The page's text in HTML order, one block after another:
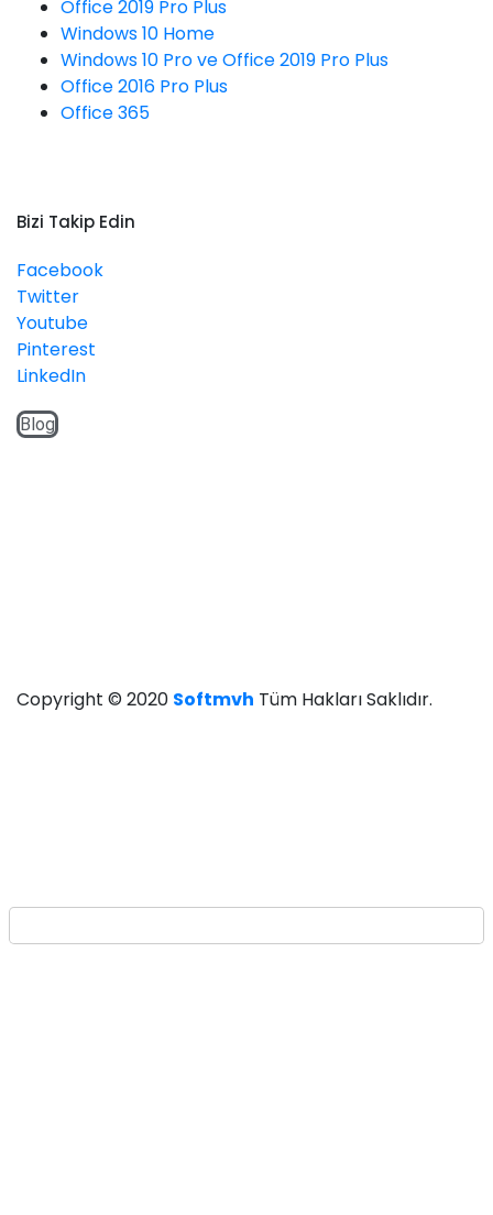
Office 2019 Pro Plus
Windows 10 Home
Windows 10 Pro ve Office 2019 Pro Plus
Office 2016 Pro Plus
Office 365
Bizi Takip Edin
Facebook
Twitter
Youtube
Pinterest
LinkedIn
Blog
Copyright © 2020 Softmvh Tüm Hakları Saklıdır.